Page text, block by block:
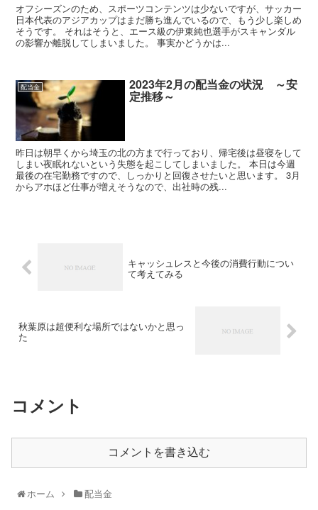
オフシーズンのため、スポーツコンテンツは少ないですが、サッカー
日本代表のアジアカップはまだ勝ち進んでいるので、もう少し楽しめ
そうです。 それはそうと、エース級の伊東純也選手がスキャンダル
の影響か離脱してしまいました。 事実かどうかは...
配当金 2023年2月の配当金の状況 ～安
定推移～
昨日は朝早くから埼玉の北の方まで行っており、帰宅後は昼寝をして
しまい夜眠れないという失態を起こしてしまいました。 本日は今週
最後の在宅勤務ですので、しっかりと回復させたいと思います。 3月
からアホほど仕事が増えそうなので、出社時の残...
キャッシュレスと今後の消費行動につい
て考えてみる
秋葉原は超便利な場所ではないかと思っ
た
コメント
コメントを書き込む
ホーム 配当金